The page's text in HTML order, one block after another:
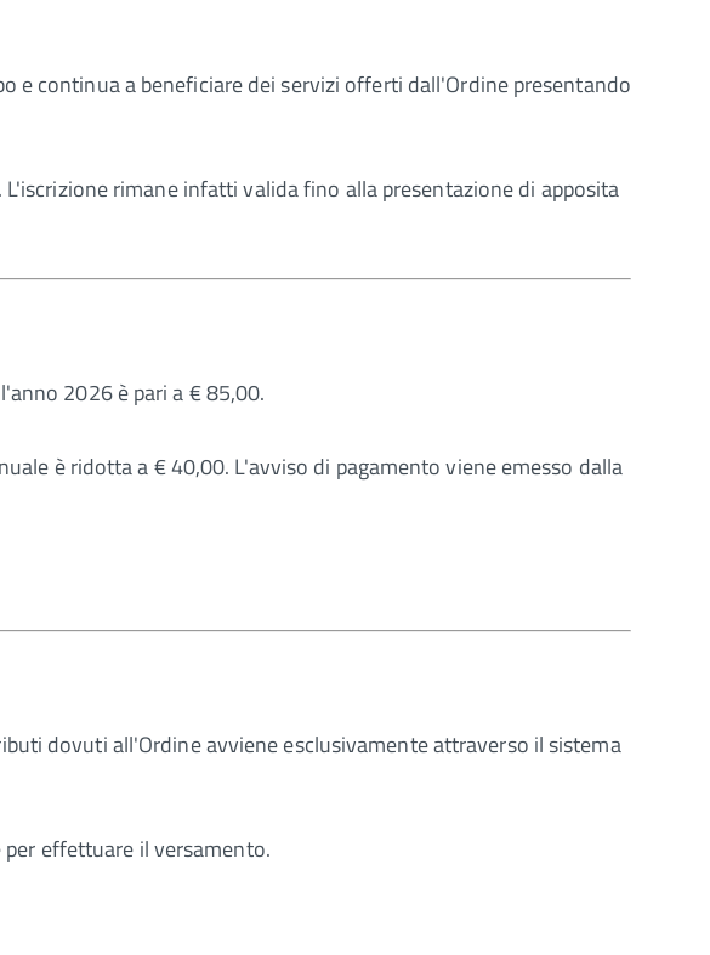
e continua a beneficiare dei servizi offerti dall'Ordine presentando
rimane infatti valida fino alla presentazione di apposita
2026 è pari a € 85,00.
è ridotta a € 40,00. L'avviso di pagamento viene emesso dalla
dovuti all'Ordine avviene esclusivamente attraverso il sistema
effettuare il versamento.